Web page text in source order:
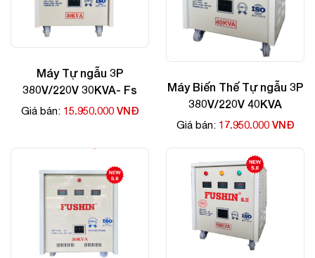
Máy Tự ngẫu 3P
380V/220V 30KVA- Fs
Giá bán: 15.950.000 VNĐ
Máy Biến Thế Tự ngẫu 3P
380V/220V 40KVA
Giá bán: 17.950.000 VNĐ